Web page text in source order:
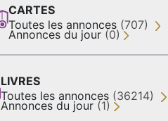
CARTES
Toutes les annonces (707)
Annonces du jour (0)
LIVRES
Toutes les annonces (36214)
Annonces du jour (1)